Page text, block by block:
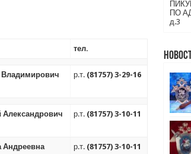
тел.
р.т.(81757) 3-29-16
Александрович р.т.(81757) 3-10-11
Андреевна р.т.(81757) 3-10-11
ПО
д.3